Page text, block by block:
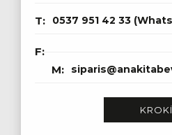
T: 0537 951 42 33
F:
M:
KROKİ